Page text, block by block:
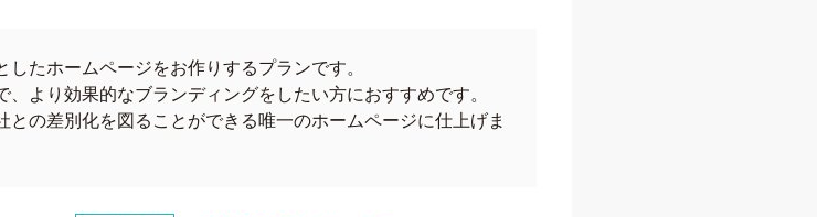
たホームページをお作りするプランです。
より効果的なブランディングをしたい方におすすめです。
の差別化を図ることができる唯一のホームページに仕上げま